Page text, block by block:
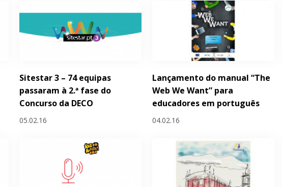
Sitestar 3 – 74 equipas
passaram à 2.ª fase do
Concurso da DECO
05.02.16
Lançamento do manual “The
Web We Want” para
educadores em português
04.02.16